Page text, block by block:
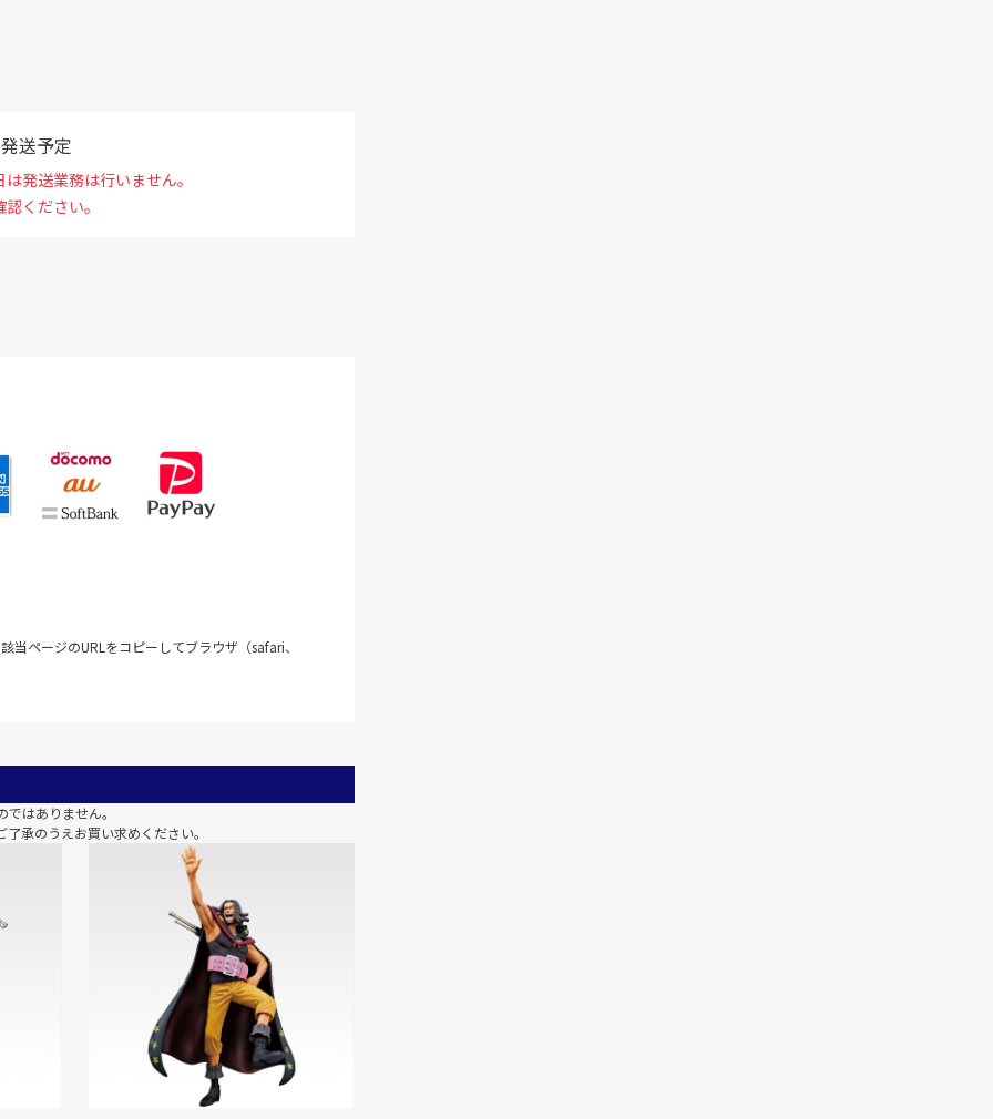
送予定
発送業務は行いません。
ください。
ページのURLをコピーしてブラウザ（safari、
はありません。
承のうえお買い求めください。